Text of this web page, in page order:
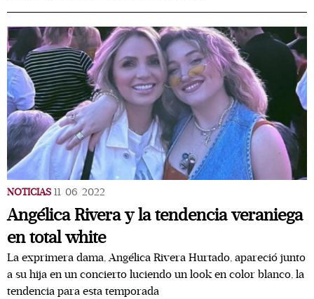
NOTICIAS 11/06/2022
Angélica Rivera y la tendencia veraniega
en total white
La exprimera dama, Angélica Rivera Hurtado, apareció junto
a su hija en un concierto luciendo un look en color blanco, la
tendencia para esta temporada